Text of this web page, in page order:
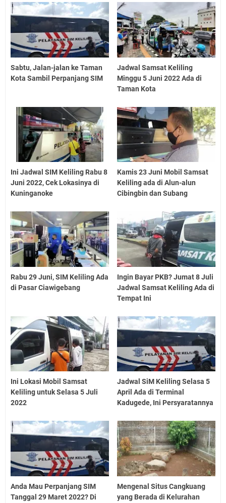
Sabtu, Jalan-jalan ke Taman
Kota Sambil Perpanjang SIM
Jadwal Samsat Keliling
Minggu 5 Juni 2022 Ada di
Taman Kota
Ini Jadwal SIM Keliling Rabu 8
Juni 2022, Cek Lokasinya di
Kuninganoke
Kamis 23 Juni Mobil Samsat
Keliling ada di Alun-alun
Cibingbin dan Subang
Rabu 29 Juni, SIM Keliling Ada
di Pasar Ciawigebang
Ingin Bayar PKB? Jumat 8 Juli
Jadwal Samsat Keliling Ada di
Tempat Ini
Ini Lokasi Mobil Samsat
Keliling untuk Selasa 5 Juli
2022
Jadwal SiM Keliling Selasa 5
April Ada di Terminal
Kadugede, Ini Persyaratannya
Anda Mau Perpanjang SIM
Tanggal 29 Maret 2022? Di
Mengenal Situs Cangkuang
yang Berada di Kelurahan